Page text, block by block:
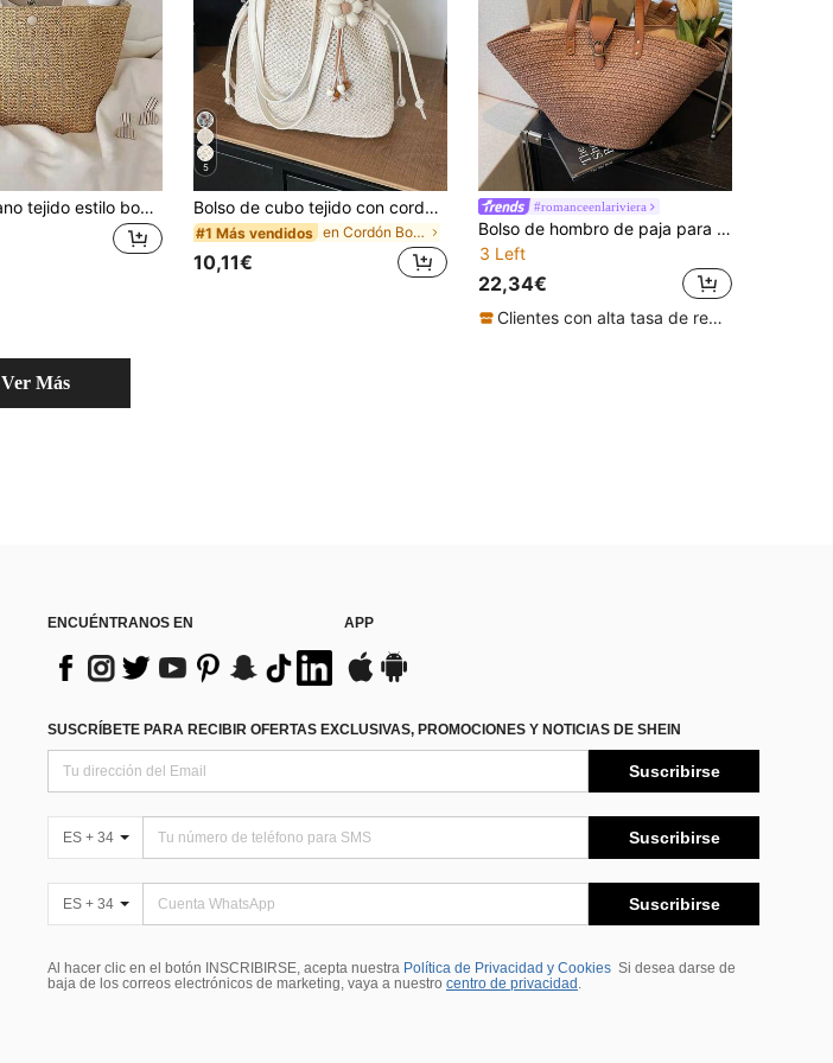
Bolso de mano tejido estilo bohemio - Bolso grande negro, adecuado para playa, camping y actividades al aire libre, elección ideal para aventuras de mujeres, bolso de playa
5
Bolso de cubo tejido con cordón blanco crema nuevo de verano, bolso tote de hombro de malla hueca estilo Ins, bolso de mano tejido casual para vacaciones de verano, playa y viajes
#1 Más vendidos en Cordón Bolsos De Mano Para Mujer
10,11€
#romanceenlariviera
Bolso de hombro de paja para mujer, bolso de playa tejido con correa de cuero sintético, bolso de mano de estilo bohemio para vacaciones de verano
3 Left
22,34€
Clientes con alta tasa de repetición
Ver Más
ENCUÉNTRANOS EN APP
SUSCRÍBETE PARA RECIBIR OFERTAS EXCLUSIVAS, PROMOCIONES Y NOTICIAS DE SHEIN
Suscribirse
ES + 34 Suscribirse
ES + 34 Suscribirse
Al hacer clic en el botón INSCRIBIRSE, acepta nuestra Política de Privacidad y Cookies Si desea darse de
baja de los correos electrónicos de marketing, vaya a nuestro centro de privacidad .